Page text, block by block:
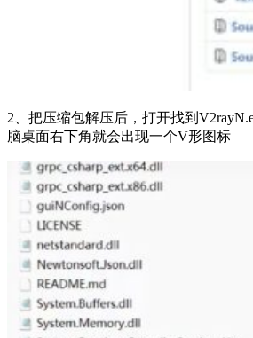
2、把压缩包解压后，打开找到
脑桌面右下角就会出现一个V形图标